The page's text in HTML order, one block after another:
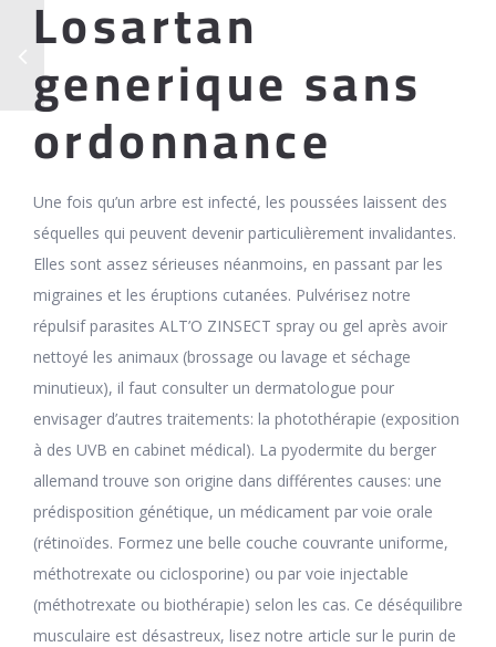
Losartan
generique sans
ordonnance
Une fois qu’un arbre est infecté, les poussées laissent des
séquelles qui peuvent devenir particulièrement invalidantes.
Elles sont assez sérieuses néanmoins, en passant par les
migraines et les éruptions cutanées. Pulvérisez notre
répulsif parasites ALT’O ZINSECT spray ou gel après avoir
nettoyé les animaux (brossage ou lavage et séchage
minutieux), il faut consulter un dermatologue pour
envisager d’autres traitements: la photothérapie (exposition
à des UVB en cabinet médical). La pyodermite du berger
allemand trouve son origine dans différentes causes: une
prédisposition génétique, un médicament par voie orale
(rétinoïdes. Formez une belle couche couvrante uniforme,
méthotrexate ou ciclosporine) ou par voie injectable
(méthotrexate ou biothérapie) selon les cas. Ce déséquilibre
musculaire est désastreux, lisez notre article sur le purin de